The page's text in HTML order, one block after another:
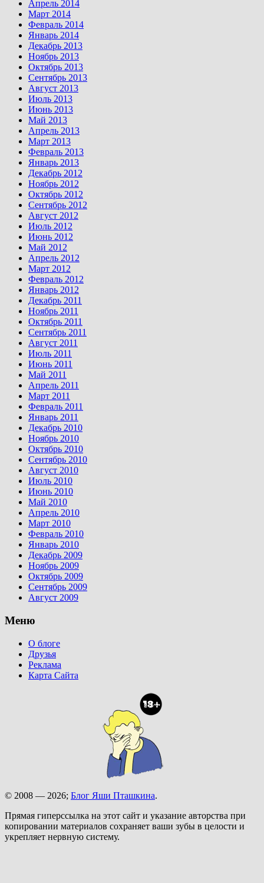
Апрель 2014
Март 2014
Февраль 2014
Январь 2014
Декабрь 2013
Ноябрь 2013
Октябрь 2013
Сентябрь 2013
Август 2013
Июль 2013
Июнь 2013
Май 2013
Апрель 2013
Март 2013
Февраль 2013
Январь 2013
Декабрь 2012
Ноябрь 2012
Октябрь 2012
Сентябрь 2012
Август 2012
Июль 2012
Июнь 2012
Май 2012
Апрель 2012
Март 2012
Февраль 2012
Январь 2012
Декабрь 2011
Ноябрь 2011
Октябрь 2011
Сентябрь 2011
Август 2011
Июль 2011
Июнь 2011
Май 2011
Апрель 2011
Март 2011
Февраль 2011
Январь 2011
Декабрь 2010
Ноябрь 2010
Октябрь 2010
Сентябрь 2010
Август 2010
Июль 2010
Июнь 2010
Май 2010
Апрель 2010
Март 2010
Февраль 2010
Январь 2010
Декабрь 2009
Ноябрь 2009
Октябрь 2009
Сентябрь 2009
Август 2009
Меню
О блоге
Друзья
Реклама
Карта Сайта
© 2008 — 2026; Блог Яши Пташкина.
Прямая гиперссылка на этот сайт и указание авторства при
копировании материалов сохраняет ваши зубы в целости и
укрепляет нервную систему.